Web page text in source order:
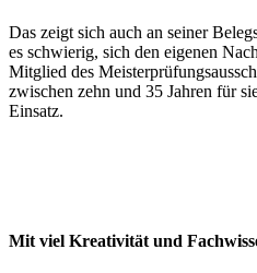
Das zeigt sich auch an seiner
es schwierig, sich den eigenen
Mitglied des
zwischen zehn und 35 Jahren für
Einsatz.
Mit viel Kreativität und